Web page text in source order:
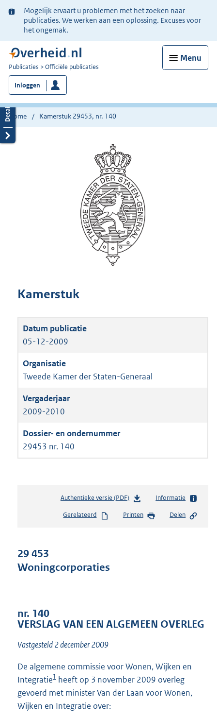
Ter
informatie:
Mogelijk ervaart u problemen met het zoeken naar
publicaties. We werken aan een oplossing. Excuses voor
het ongemak.
Menu
U
bent
nu
hier:
Publicaties Officiële publicaties
Inloggen
Home Kamerstuk 29453, nr. 140
Kamerstuk
05-12-2009
Tweede Kamer der Staten-Generaal
2009-2010
29453 nr. 140
Authentieke versie (PDF)b
s
t
t
4
6
K
Informatie
Gerelateerd Printen Delen
29 453
Woningcorporaties
nr. 140
VERSLAG VAN EEN ALGEMEEN OVERLEG
Vastgesteld 2 december 2009
De algemene commissie voor Wonen, Wijken en
Integratie1 heeft op 3 november 2009 overleg
gevoerd met minister Van der Laan voor Wonen,
Wijken en Integratie over: